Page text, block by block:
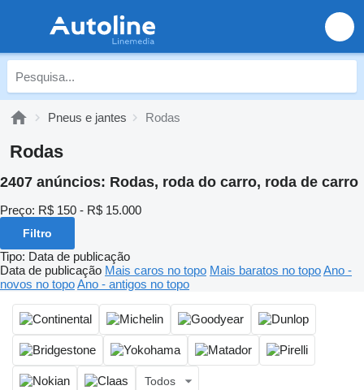
Pneus e jantes Rodas
Rodas
2407 anúncios: Rodas, roda do carro, roda de carro
Preço: R$ 150 - R$ 15.000
Filtro
Tipo: Data de publicação
Data de publicação Mais caros no topo Mais baratos no topoAno -
novos no topoAno - antigos no topo
Todos